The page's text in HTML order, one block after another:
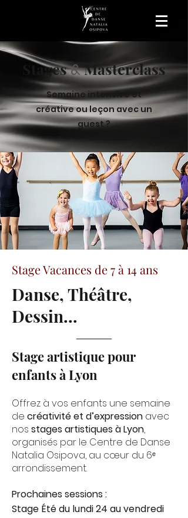
Stages&Masterclass
Semaine intensive et
créative ou leçon avec un
guest ?
Stage Vacances de 7 à 14 ans
Danse, Théâtre,
Dessin...
Stage artistique pour
enfants à Lyon
Offrez à vos enfants une semaine
de créativité et d’expression avec
nos stages artistiques à Lyon,
organisés par le Centre de Danse
Natalia Osipova, au cœur du 6ᵉ
arrondissement.
Prochaines sessions :
Stage Été du lundi 24 au vendredi